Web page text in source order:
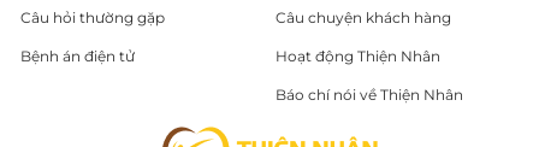
Câu hỏi thường gặp
Bệnh án điện tử
Câu chuyện khách hàng
Hoạt động Thiện Nhân
Báo chí nói về Thiện Nhân